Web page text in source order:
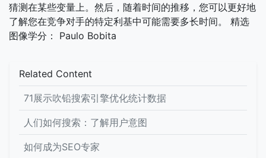
猜测在某些变量上。然后，随着时间的推移，您可以更好地
了解您在竞争对手的特定利基中可能需要多长时间。 精选
图像学分： Paulo Bobita
Related Content
71展示吹铅搜索引擎优化统计数据
人们如何搜索：了解用户意图
如何成为SEO专家